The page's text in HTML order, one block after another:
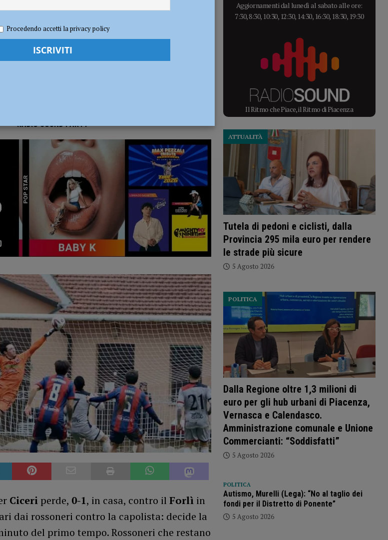
situazione nella provincia di Piacenza”
RADIO SOUND PARTY
Ciceri perde, 0-1, in casa, contro il Forlì in
dai rossoneri contro la capolista: decide la
del primo tempo. Rossoneri che restano
Aggiornamenti dal lunedì al sabato alle ore:
7:30, 8:30, 10:30, 12:30, 14:30, 16:30, 18:30, 19:30
Il Ritmo che Piace, il Ritmo di Piacenza
Tutela di pedoni e ciclisti, dalla
Provincia 295 mila euro per rendere
le strade più sicure
ATTUALITÀ
5 Agosto 2026
Dalla Regione oltre 1,3 milioni di
euro per gli hub urbani di Piacenza,
Vernasca e Calendasco.
Amministrazione comunale e Unione
Commercianti: “Soddisfatti”
POLITICA
5 Agosto 2026
POLITICA
Autismo, Murelli (Lega): “No al taglio dei
fondi per il Distretto di Ponente”
5 Agosto 2026
Procedendo accetti la privacy policy